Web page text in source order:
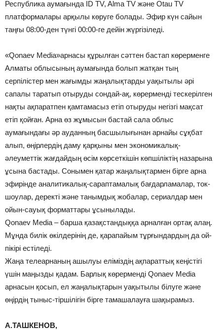
Республика аумағында ID TV, Alma TV және Otau TV
платформалары арқылы көруге болады. Эфир күн сайын
таңғы 08:00-ден түнгі 00:00-ге дейін жүргізіледі.
«Qonaev Media»арнасы құрылған сәттен бастап көрерменге
Алматы облысының аумағында болып жатқан тың
серпілістер мен жағымды жаңалықтарды уақытылы әрі
сапалы таратып отыруды сондай-ақ, көрерменді тескерілген
нақты ақпаратпен қамтамасыз етіп отыруды негізгі мақсат
етіп қойған. Арна өз жұмысын бастай сала облыс
аумағындағы әр ауданның басшылығынан арнайы сұқбат
алып, өңірлердің даму қарқыны мен экономикалық-
әлеуметтік жағдайдың өсім көрсеткішін көпшіліктің назарына
ұсына бастады. Сонымен қатар жаңалықтармен бірге арна
эфирінде аналитикалық-сараптамалық бағдарламалар, ток-
шоулар, деректі және танымдық жобалар, сериалдар мен
ойын-сауық форматтары ұсынылады.
Qonaev Media – барша қазақстандыққа арналған ортақ алаң.
Мұнда билік өкілдерінің де, қарапайым тұрғындардың да ой-
пікірі естіледі.
Жаңа телеарнаның ашылуы еліміздің ақпараттық кеңістігі
үшін маңызды қадам. Барлық көрерменді Qonaev Media
арнасын қосып, ел жаңалықтарын уақытылы білуге және
өңірдің тыныс-тіршілігін бірге тамашалауға шақырамыз.
А.ТАШКЕНОВ,